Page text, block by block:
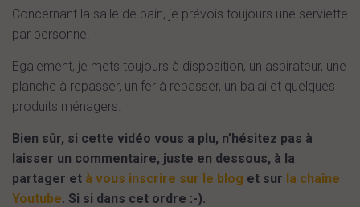
Concernant la salle de bain, je prévois toujours une serviette
par personne.
Egalement, je mets toujours à disposition, un aspirateur, une
planche à repasser, un fer à repasser, un balai et quelques
produits ménagers.
Bien sûr, si cette vidéo vous a plu, n’hésitez pas à
laisser un commentaire, juste en dessous, à la
partager et à vous inscrire sur le blog et sur la chaîne
Youtube. Si si dans cet ordre :-).